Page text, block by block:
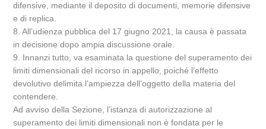
difensive, mediante il deposito di documenti, memorie difensive
e di replica.
8. All’udienza pubblica del 17 giugno 2021, la causa è passata
in decisione dopo ampia discussione orale.
9. Innanzi tutto, va esaminata la questione del superamento dei
limiti dimensionali del ricorso in appello, poiché l’effetto
devolutivo delimita l’ampiezza dell’oggetto della materia del
contendere.
Ad avviso della Sezione, l’istanza di autorizzazione al
superamento dei limiti dimensionali non è fondata per le